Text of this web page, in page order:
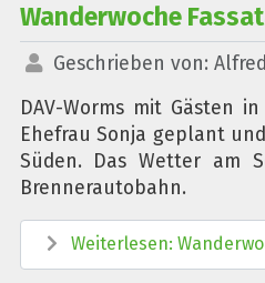
Wanderwoche
Geschrieben von:
DAV-Worms mit Gästen
Ehefrau Sonja geplant
Süden. Das Wetter am
Brennerautobahn.
Weiterlesen: